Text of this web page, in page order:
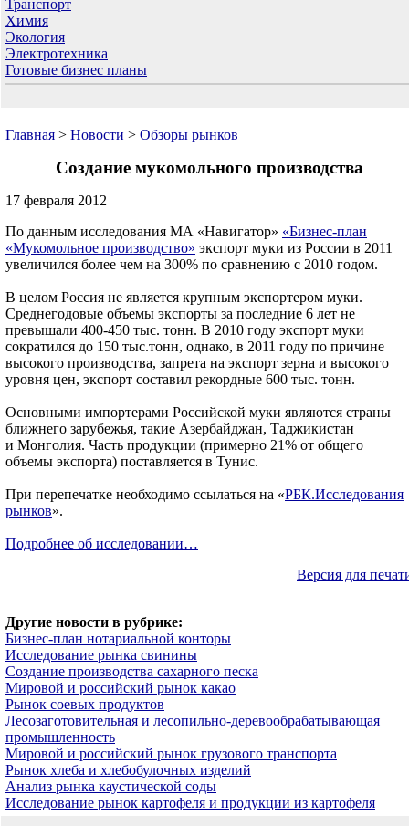
Транспорт
Химия
Экология
Электротехника
Готовые бизнес планы
Главная > Новости > Обзоры рынков
Создание мукомольного производства
17 февраля 2012
По данным исследования МА «Навигатор» «Бизнес-план
«Мукомольное производство» экспорт муки из России в 2011
увеличился более чем на 300% по сравнению с 2010 годом.
В целом Россия не является крупным экспортером муки.
Среднегодовые объемы экспорты за последние 6 лет не
превышали 400-450 тыс. тонн. В 2010 году экспорт муки
сократился до 150 тыс.тонн, однако, в 2011 году по причине
высокого производства, запрета на экспорт зерна и высокого
уровня цен, экспорт составил рекордные 600 тыс. тонн.
Основными импортерами Российской муки являются страны
ближнего зарубежья, такие Азербайджан, Таджикистан
и Монголия. Часть продукции (примерно 21% от общего
объемы экспорта) поставляется в Тунис.
При перепечатке необходимо ссылаться на «РБК.Исследования
рынков».
Подробнее об исследовании…
Версия для
Другие новости в рубрике:
Бизнес-план нотариальной конторы
Исследование рынка свинины
Создание производства сахарного песка
Мировой и российский рынок какао
Рынок соевых продуктов
Лесозаготовительная и лесопильно-деревообрабатывающая
промышленность
Мировой и российский рынок грузового транспорта
Рынок хлеба и хлебобулочных изделий
Анализ рынка каустической соды
Исследование рынок картофеля и продукции из картофеля